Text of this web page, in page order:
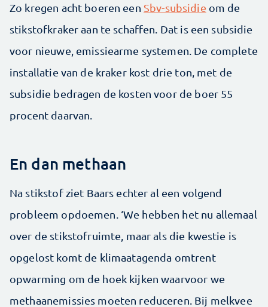
Zo kregen acht boeren een Sbv-subsidie om de
stikstofkraker aan te schaffen. Dat is een subsidie
voor nieuwe, emissiearme systemen. De complete
installatie van de kraker kost drie ton, met de
subsidie bedragen de kosten voor de boer 55
procent daarvan.
En dan methaan
Na stikstof ziet Baars echter al een volgend
probleem opdoemen. ‘We hebben het nu allemaal
over de stikstofruimte, maar als die kwestie is
opgelost komt de klimaatagenda omtrent
opwarming om de hoek kijken waarvoor we
methaanemissies moeten reduceren. Bij melkvee